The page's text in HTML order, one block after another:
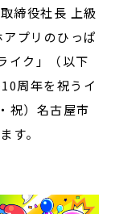
締役社長 上級
プリのひっぱ
イク」（以下
周年を祝うイ
祝）名古屋市
す。